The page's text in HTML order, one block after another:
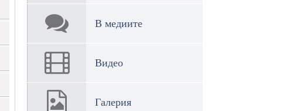
В медиите
Видео
Галерия